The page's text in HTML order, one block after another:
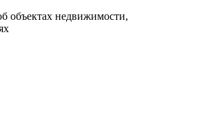
объектах недвижимости,